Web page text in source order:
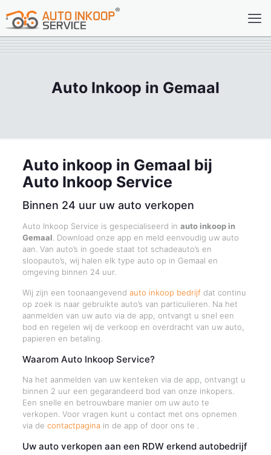
Auto Inkoop in Gemaal
Auto inkoop in Gemaal bij
Auto Inkoop Service
Binnen 24 uur uw auto verkopen
Auto Inkoop Service is gespecialiseerd in auto inkoop in
Gemaal . Download onze app en meld eenvoudig uw auto
aan. Van auto’s in goede staat tot schadeauto’s en
sloopauto’s, wij halen elk type auto op in Gemaal en
omgeving binnen 24 uur.
Wij zijn een toonaangevend auto inkoop bedrijfdat continu
op zoek is naar gebruikte auto’s van particulieren. Na het
aanmelden van uw auto via de app, ontvangt u snel een
bod en regelen wij de verkoop en overdracht van uw auto,
papieren en betaling.
Waarom Auto Inkoop Service?
Na het aanmelden van uw kenteken via de app, ontvangt u
binnen 2 uur een gegarandeerd bod van onze inkopers.
Een snelle en betrouwbare manier om uw auto te
verkopen. Voor vragen kunt u contact met ons opnemen
via de contactpaginain de app of door ons te .
Uw auto verkopen aan een RDW erkend autobedrijf